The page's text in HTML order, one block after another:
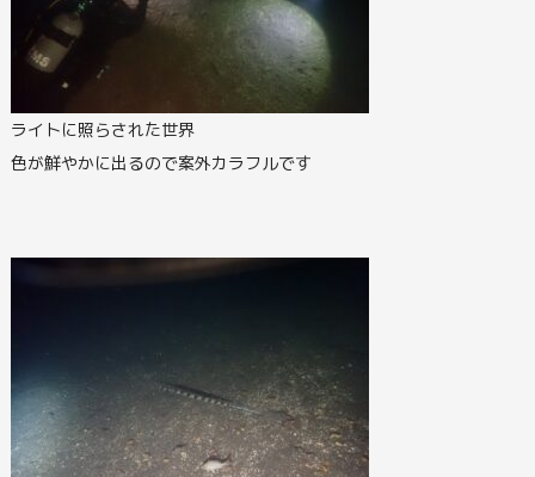
ライトに照らされた世界
色が鮮やかに出るので案外カラフルです